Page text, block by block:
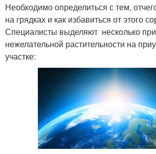
Необходимо определиться с тем,
на грядках и как избавиться от этого
Специалисты выделяют несколько
нежелательной растительности на
участке: